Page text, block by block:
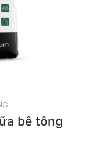
bê tông